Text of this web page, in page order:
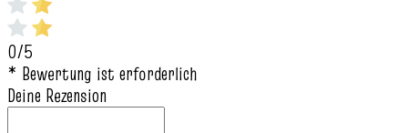
0/5
* Bewertung ist erforderlich
Deine Rezension